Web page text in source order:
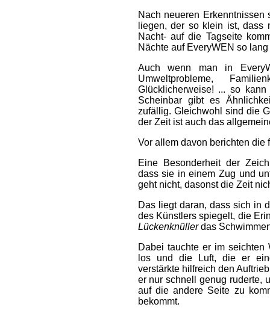
Nach neueren
liegen, der so klein ist, dass
Nacht- auf die Tagseite
Nächte auf EveryWEN so
Auch wenn man in
Umweltprobleme,
Glücklicherweise! ... so
Scheinbar gibt es
zufällig. Gleichwohl sind die
der Zeit ist auch das
Vor allem davon berichten die
Eine Besonderheit der
dass sie in einem Zug und
geht nicht, dasonst die Zeit
Das liegt daran, dass sich in
des Künstlers spiegelt, die
Lückenknüllerdas
Dabei tauchte er im seichten
los und die Luft, die er
verstärkte hilfreich den
er nur schnell genug ruderte,
auf die andere Seite zu
bekommt.